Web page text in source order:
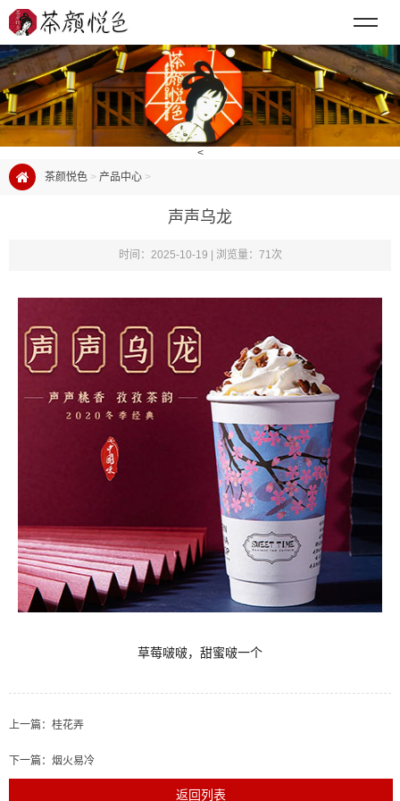
<
茶颜悦色 > 产品中心 >
声声乌龙
时间：2025-10-19 | 浏览量：71次
草莓啵啵，甜蜜啵一个
上一篇： 桂花弄
下一篇： 烟火易冷
返回列表